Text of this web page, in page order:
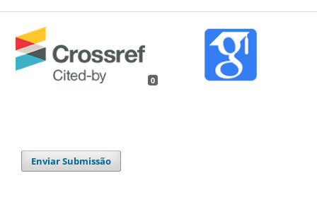
0
Enviar Submissão